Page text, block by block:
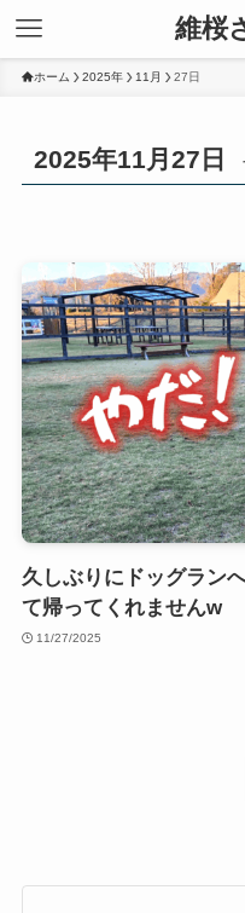
維桜
ホーム 2025年 11月 27日
2025年11月27日
久しぶりにドッグラン
て帰ってくれませんw
11/27/2025